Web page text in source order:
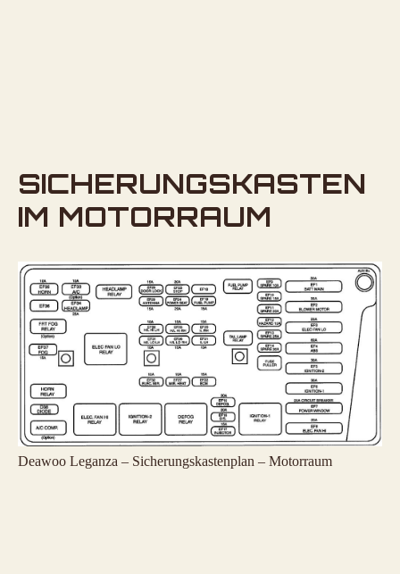
SICHERUNGSKASTEN
IM MOTORRAUM
Deawoo Leganza – Sicherungskastenplan – Motorraum